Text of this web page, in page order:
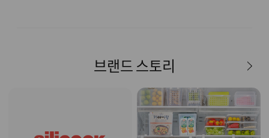
브랜드 스토리